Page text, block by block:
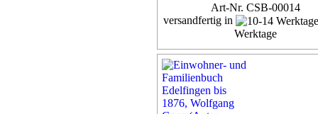
Art-Nr. CSB-00014
versandfertig in
Werktage
Exemplar
inkl. 7% MwSt,